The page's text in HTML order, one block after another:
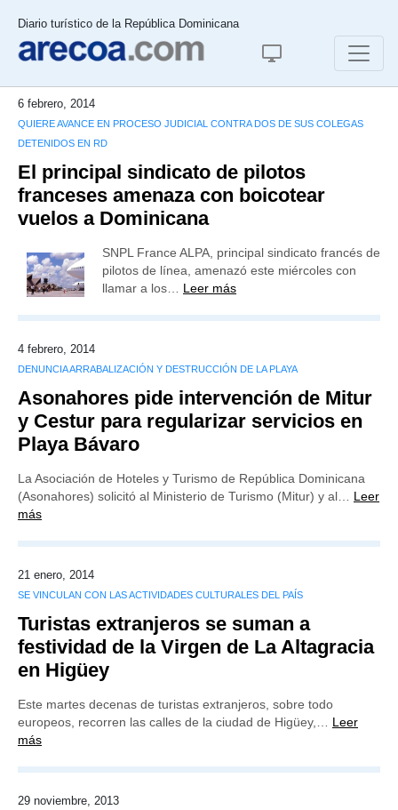
Diario turístico de la República Dominicana
6 febrero, 2014
QUIERE AVANCE EN PROCESO JUDICIAL CONTRA DOS DE SUS COLEGAS
DETENIDOS EN RD
El principal sindicato de pilotos
franceses amenaza con boicotear
vuelos a Dominicana
SNPL France ALPA, principal sindicato francés de
pilotos de línea, amenazó este miércoles con
llamar a los… Leer más
4 febrero, 2014
DENUNCIA ARRABALIZACIÓN Y DESTRUCCIÓN DE LA PLAYA
Asonahores pide intervención de Mitur
y Cestur para regularizar servicios en
Playa Bávaro
La Asociación de Hoteles y Turismo de República Dominicana
(Asonahores) solicitó al Ministerio de Turismo (Mitur) y al… Leer
más
21 enero, 2014
SE VINCULAN CON LAS ACTIVIDADES CULTURALES DEL PAÍS
Turistas extranjeros se suman a
festividad de la Virgen de La Altagracia
en Higüey
Este martes decenas de turistas extranjeros, sobre todo
europeos, recorren las calles de la ciudad de Higüey,… Leer
más
29 noviembre, 2013